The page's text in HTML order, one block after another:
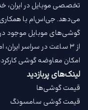
تخصصی موبایل در ایران،
می‌دهد. جی‌اس‌ام با
گوشی‌های موبایل موجود در
از ۳ ساعت در سراسر
امکان معاوضه گوشی
لینک‌های پربازدید
قیمت گوشی‌ها
قیمت گوشی سامسونگ